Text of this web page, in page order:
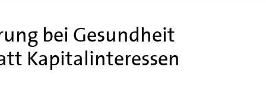
bei Gesundheit
Kapitalinteressen